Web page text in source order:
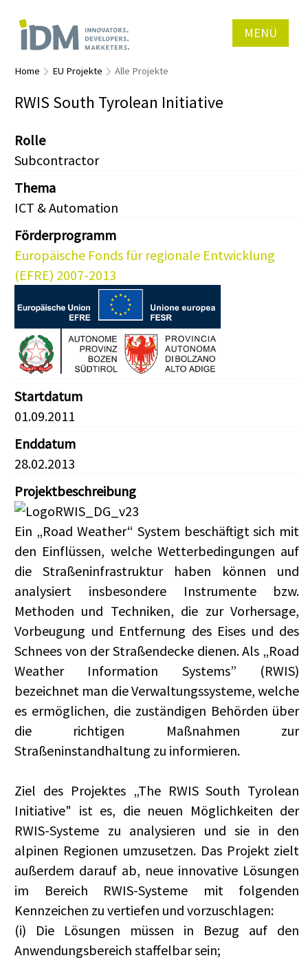
MENÜ
Home EU Projekte Alle Projekte
RWIS South Tyrolean Initiative
Rolle
Subcontractor
Thema
ICT & Automation
Förderprogramm
Europäische Fonds für regionale Entwicklung
(EFRE) 2007-2013
Startdatum
01.09.2011
Enddatum
28.02.2013
Projektbeschreibung
Ein „Road Weather“ System beschäftigt sich mit
den Einflüssen, welche Wetterbedingungen auf
die Straßeninfrastruktur haben können und
analysiert insbesondere Instrumente bzw.
Methoden und Techniken, die zur Vorhersage,
Vorbeugung und Entfernung des Eises und des
Schnees von der Straßendecke dienen. Als „Road
Weather Information Systems” (RWIS)
bezeichnet man die Verwaltungssysteme, welche
es ermöglichen, die zuständigen Behörden über
die richtigen Maßnahmen zur
Straßeninstandhaltung zu informieren.
Ziel des Projektes „The RWIS South Tyrolean
Initiative" ist es, die neuen Möglichkeiten der
RWIS-Systeme zu analysieren und sie in den
alpinen Regionen umzusetzen. Das Projekt zielt
außerdem darauf ab, neue innovative Lösungen
im Bereich RWIS-Systeme mit folgenden
Kennzeichen zu vertiefen und vorzuschlagen:
(i) Die Lösungen müssen in Bezug auf den
Anwendungsbereich staffelbar sein;